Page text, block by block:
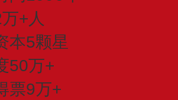
+人
本5颗星
50万+
票9万+